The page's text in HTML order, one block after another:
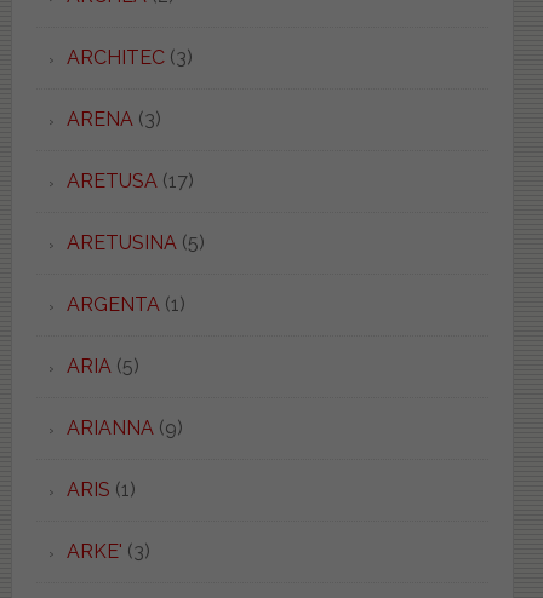
ARCHITEC(3)
ARENA(3)
ARETUSA(17)
ARETUSINA(5)
ARGENTA(1)
ARIA(5)
ARIANNA(9)
ARIS (1)
ARKE' (3)